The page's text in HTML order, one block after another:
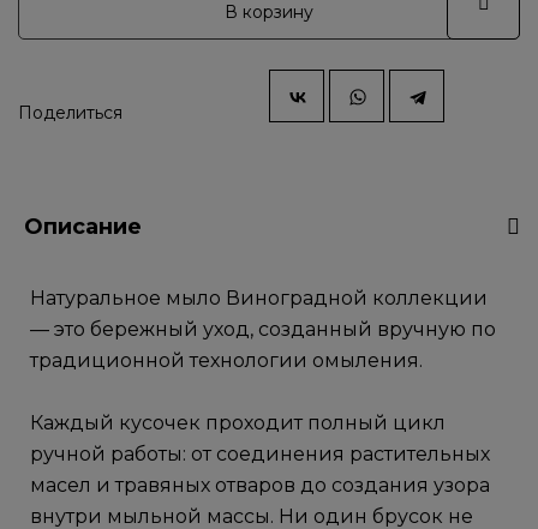
В корзину
Поделиться
Описание
Натуральное мыло Виноградной коллекции
— это бережный уход, созданный вручную по
традиционной технологии омыления.
Каждый кусочек проходит полный цикл
ручной работы: от соединения растительных
масел и травяных отваров до создания узора
внутри мыльной массы. Ни один брусок не